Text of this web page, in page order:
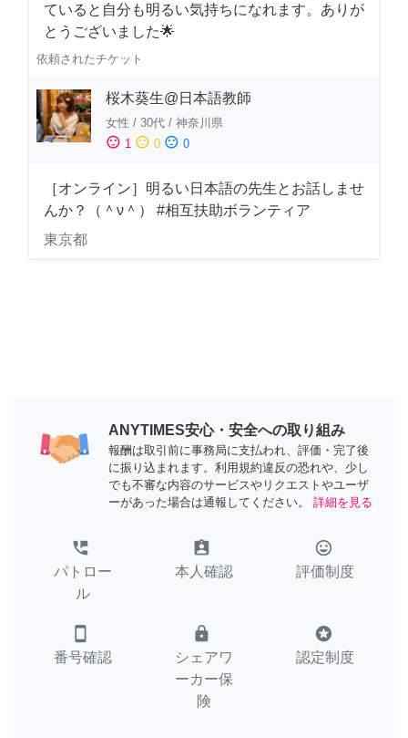
ていると自分も明るい気持ちになれます。ありが
とうございました🌟
依頼されたチケット
桜木葵生@日本語教師
女性 / 30代 / 神奈川県
sentiment_satisfied 1 sentiment_neutral 0 sentiment_dissatisfied 0
［オンライン］明るい日本語の先生とお話しませ
んか？（＾ν＾） #相互扶助ボランティア
東京都
ANYTIMES安心・安全への取り組み
報酬は取引前に事務局に支払われ、評価・完了後
に振り込まれます。利用規約違反の恐れや、少し
でも不審な内容のサービスやリクエストやユーザ
ーがあった場合は通報してください。
詳細を見る
perm_phone_msg
パトロー
ル
assignment_ind
本人確認
tag_faces
評価制度
smartphone
番号確認
lock
シェアワ
ーカー保
険
stars
認定制度